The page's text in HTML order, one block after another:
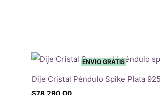
ENVIO GRATIS
Dije Cristal Péndulo Spike Plata 925